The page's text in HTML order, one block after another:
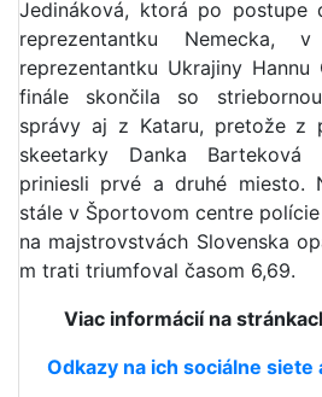
Jedináková, ktorá po postupe
reprezentantku Nemecka,
reprezentantku Ukrajiny
finále skončila so
správy aj z Kataru, pretože z
skeetarky Danka Barteková
priniesli prvé a druhé miesto.
stále v Športovom centre
na majstrovstvách Slovenska
m trati triumfoval časom 6,69.
Viac informácií na
Odkazy na ich sociálne siete